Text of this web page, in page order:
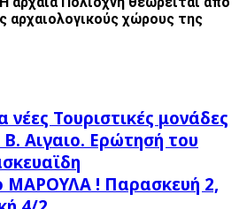
αρχαιολογικούς χώρους της
νέες Τουριστικές μονάδες
Β. Αιγαιο. Ερώτησή του
ΜΑΡΟΥΛΑ ! Παρασκευή 2,